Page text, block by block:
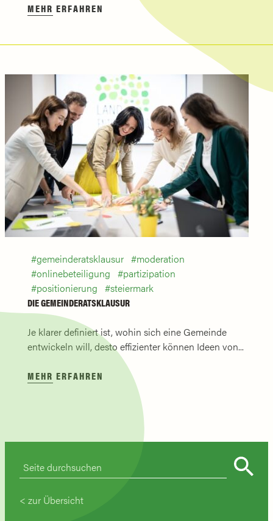
MEHR ERFAHREN
gemeinderatsklausur
moderation
onlinebeteiligung
partizipation
positionierung
steiermark
DIE GEMEINDERATSKLAUSUR
Je klarer definiert ist, wohin sich eine Gemeinde
entwickeln will, desto effizienter können Ideen von...
MEHR ERFAHREN
zur Übersicht